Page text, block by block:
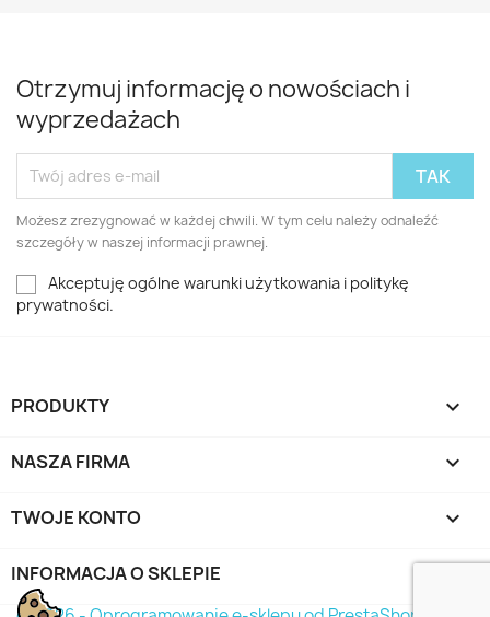
Otrzymuj informację o nowościach i
wyprzedażach
Możesz zrezygnować w każdej chwili. W tym celu należy odnaleźć
szczegóły w naszej informacji prawnej.
Akceptuję ogólne warunki użytkowania i politykę
prywatności.
PRODUKTY 
NASZA FIRMA 
TWOJE KONTO 
INFORMACJA O SKLEPIE